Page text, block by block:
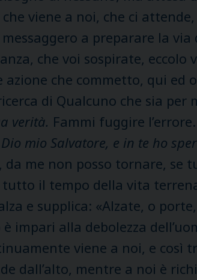
viene a noi, che ci
a preparare la
che voi sospirate,
azione che commetto, qui
di Qualcuno che sia per
verità. Fammi fuggire l’errore.
mio Salvatore, e in te ho
da me non posso tornare,
il tempo della vita
e supplica: «Alzate, o
impari alla debolezza
viene a noi, e
dall’alto, mentre a noi è